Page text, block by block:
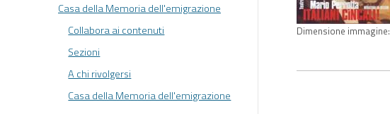
Dimensione immagine:
Casa della Memoria dell'emigrazione
Collabora ai contenuti
Sezioni
A chi rivolgersi
Casa della Memoria dell'emigrazione